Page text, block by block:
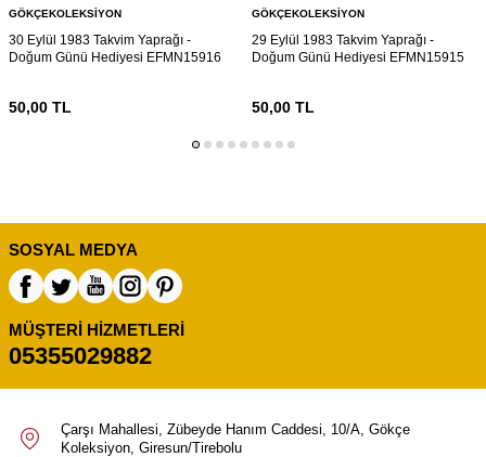
GÖKÇEKOLEKSIYON
30 Eylül 1983 Takvim Yaprağı -
Doğum Günü Hediyesi EFMN15916
50,00 TL
GÖKÇEKOLEKSIYON
29 Eylül 1983 Takvim Yaprağı -
Doğum Günü Hediyesi EFMN15915
50,00TL
SOSYAL MEDYA
MÜŞTERI HIZMETLERI
05355029882
Çarşı Mahallesi, Zübeyde Hanım Caddesi, 10/A, Gökçe
Koleksiyon, Giresun/Tirebolu